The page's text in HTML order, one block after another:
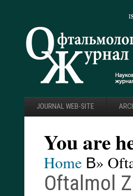
JOURNAL WEB-SITE
You are
Home В»
Oftalmol